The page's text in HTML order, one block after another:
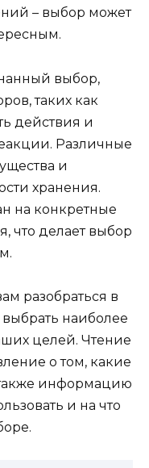
– выбор может
выбор,
таких как
действия и
Различные
и
хранения.
на конкретные
что делает выбор
разобраться в
наиболее
целей. Чтение
о том, какие
информацию
и на что